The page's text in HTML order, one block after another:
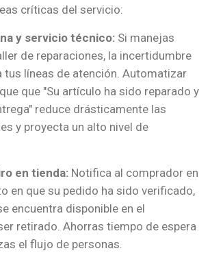
críticas del servicio:
y servicio técnico: Si manejas
de reparaciones, la incertidumbre
tus líneas de atención. Automatizar
que "Su artículo ha sido reparado y
reduce drásticamente las
y proyecta un alto nivel de
en tienda: Notifica al comprador en
en que su pedido ha sido verificado,
encuentra disponible en el
retirado. Ahorras tiempo de espera
el flujo de personas.